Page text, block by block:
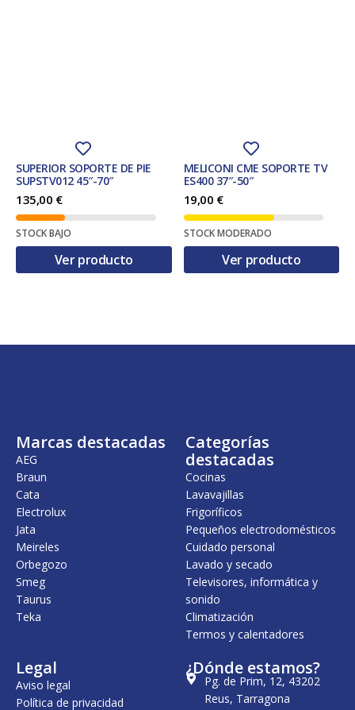
SUPERIOR SOPORTE DE PIE
SUPSTV012 45″-70″
135,00 €
STOCK BAJO
Ver producto
MELICONI CME SOPORTE TV
ES400 37″-50″
19,00 €
STOCK MODERADO
Ver producto
Marcas destacadas
AEG
Braun
Cata
Electrolux
Jata
Meireles
Orbegozo
Smeg
Taurus
Teka
Categorías
destacadas
Cocinas
Lavavajillas
Frigoríficos
Pequeños electrodomésticos
Cuidado personal
Lavado y secado
Televisores, informática y
sonido
Climatización
Termos y calentadores
Legal
Aviso legal
Política de privacidad
¿Dónde estamos?
Pg. de Prim, 12, 43202
Reus, Tarragona